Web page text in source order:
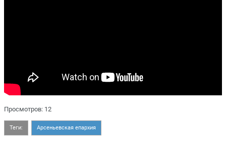
Просмотров: 12
Теги: Арсеньевская епархия